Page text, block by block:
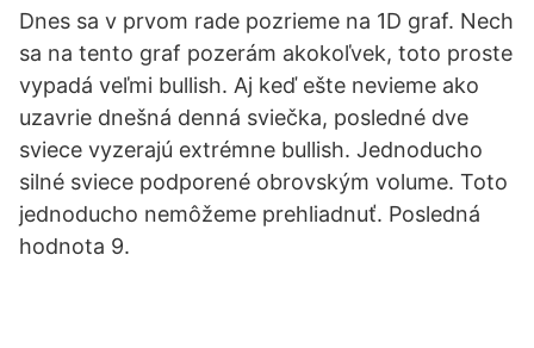
Dnes sa v prvom rade pozrieme na 1D graf. Nech
sa na tento graf pozerám akokoľvek, toto proste
vypadá veľmi bullish. Aj keď ešte nevieme ako
uzavrie dnešná denná sviečka, posledné dve
sviece vyzerajú extrémne bullish. Jednoducho
silné sviece podporené obrovským volume. Toto
jednoducho nemôžeme prehliadnuť. Posledná
hodnota 9.